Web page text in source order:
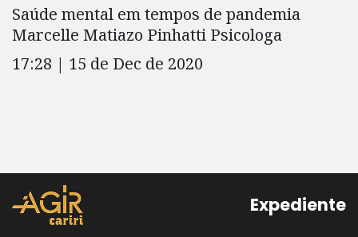
Saúde mental em tempos de pandemia
Marcelle Matiazo Pinhatti Psicologa
17:28 | 15 de Dec de 2020
Expediente